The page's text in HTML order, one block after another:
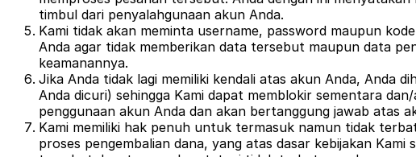
timbul dari penyalahgunaan akun Anda.
Kami tidak akan meminta username, password maupun
Anda agar tidak memberikan data tersebut maupun data
keamanannya.
Jika Anda tidak lagi memiliki kendali atas akun Anda, Anda
Anda dicuri) sehingga Kami dapat memblokir sementara
penggunaan akun Anda dan akan bertanggung jawab atas
Kami memiliki hak penuh untuk termasuk namun tidak
proses pengembalian dana, yang atas dasar kebijakan